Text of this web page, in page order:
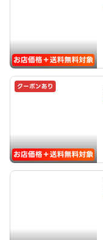
お店価格＋送料無料対象
クーポンあり
お店価格＋送料無料対象